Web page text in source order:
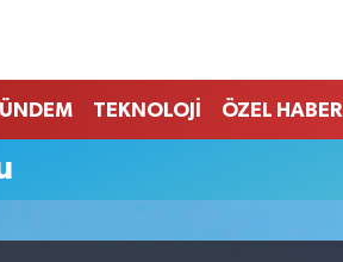
TEKNOLOJİ ÖZEL HABER